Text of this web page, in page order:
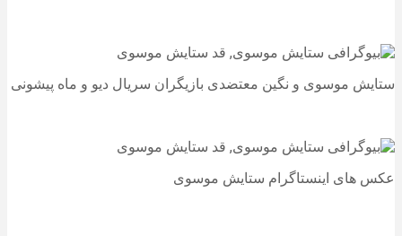
ستایش موسوی و نگین معتضدی بازیگران سریال دیو و ماه پیشونی
عکس های اینستاگرام ستایش موسوی